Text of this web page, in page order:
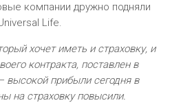
компании дружно подняли
Life.
хочет иметь и страховку, и
контракта, поставлен в
прибыли сегодня в
на страховку повысили.